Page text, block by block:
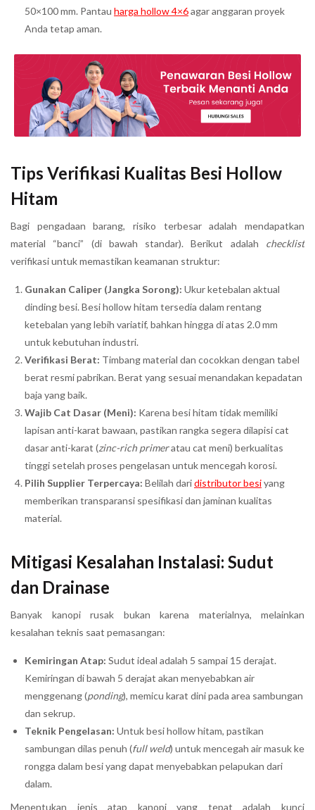
50×100 mm. Pantau harga hollow 4×6agar anggaran proyek
Anda tetap aman.
Tips Verifikasi Kualitas Besi Hollow
Hitam
Bagi pengadaan barang, risiko terbesar adalah mendapatkan
material “banci” (di bawah standar). Berikut adalah checklist
verifikasi untuk memastikan keamanan struktur:
Gunakan Caliper (Jangka Sorong): Ukur ketebalan aktual
dinding besi. Besi hollow hitam tersedia dalam rentang
ketebalan yang lebih variatif, bahkan hingga di atas 2.0 mm
untuk kebutuhan industri.
Verifikasi Berat: Timbang material dan cocokkan dengan tabel
berat resmi pabrikan. Berat yang sesuai menandakan kepadatan
baja yang baik.
Wajib Cat Dasar (Meni): Karena besi hitam tidak memiliki
lapisan anti-karat bawaan, pastikan rangka segera dilapisi cat
dasar anti-karat (zinc-rich primeratau cat meni) berkualitas
tinggi setelah proses pengelasan untuk mencegah korosi.
Pilih Supplier Terpercaya: Belilah daridistributor besiyang
memberikan transparansi spesifikasi dan jaminan kualitas
material.
Mitigasi Kesalahan Instalasi: Sudut
dan Drainase
Banyak kanopi rusak bukan karena materialnya, melainkan
kesalahan teknis saat pemasangan:
Kemiringan Atap: Sudut ideal adalah 5 sampai 15 derajat.
Kemiringan di bawah 5 derajat akan menyebabkan air
menggenang (ponding), memicu karat dini pada area sambungan
dan sekrup.
Teknik Pengelasan: Untuk besi hollow hitam, pastikan
sambungan dilas penuh (full weld) untuk mencegah air masuk ke
rongga dalam besi yang dapat menyebabkan pelapukan dari
dalam.
Menentukan jenis atap kanopi yang tepat adalah kunci